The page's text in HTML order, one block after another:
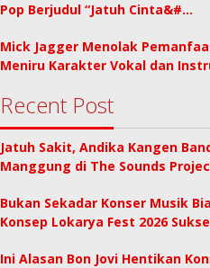
Pop Berjudul “Jatuh Cinta&#…
Mick Jagger Menolak
Meniru Karakter Vokal dan
Recent Post
Jatuh Sakit, Andika Kangen
Manggung di The Sounds
Bukan Sekadar Konser Musik
Konsep Lokarya Fest 2026
Ini Alasan Bon Jovi Hentikan